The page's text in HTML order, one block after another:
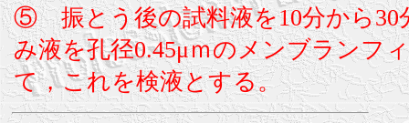
⑤ 振とう後の試料液を10分から30
み液を孔径0.45μｍのメンブランフ
て，これを検液とする。